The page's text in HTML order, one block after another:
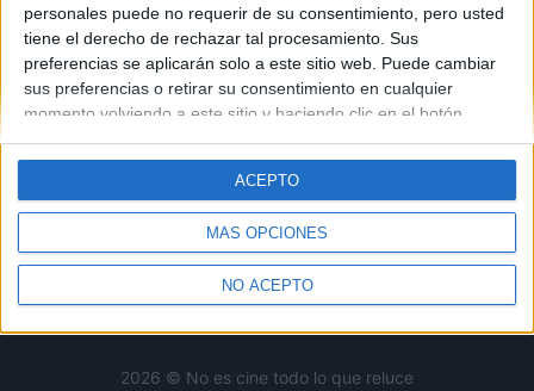
personales puede no requerir de su consentimiento, pero usted
tiene el derecho de rechazar tal procesamiento. Sus
preferencias se aplicarán solo a este sitio web. Puede cambiar
sus preferencias o retirar su consentimiento en cualquier
momento volviendo a este sitio y haciendo clic en el botón
"Privacidad" en la parte inferior de la página web.
MÁS OPCIONES
NO ACEPTO
ACEPTO
Desde 2008 viviendo la pasión por el séptimo arte.
SÍGUENOS
Teatro Formato Físico
2026 © No es cine todo lo que reluce